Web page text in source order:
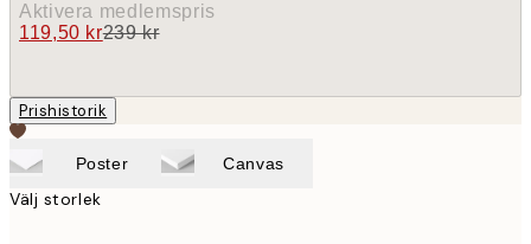
Aktivera medlemspris
119,50 kr239 kr
Prishistorik
Poster Canvas
Välj storlek